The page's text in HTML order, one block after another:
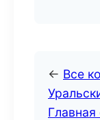
← Все
Главная